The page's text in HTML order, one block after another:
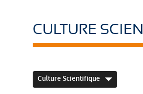
CULTURE
Culture Scientifique